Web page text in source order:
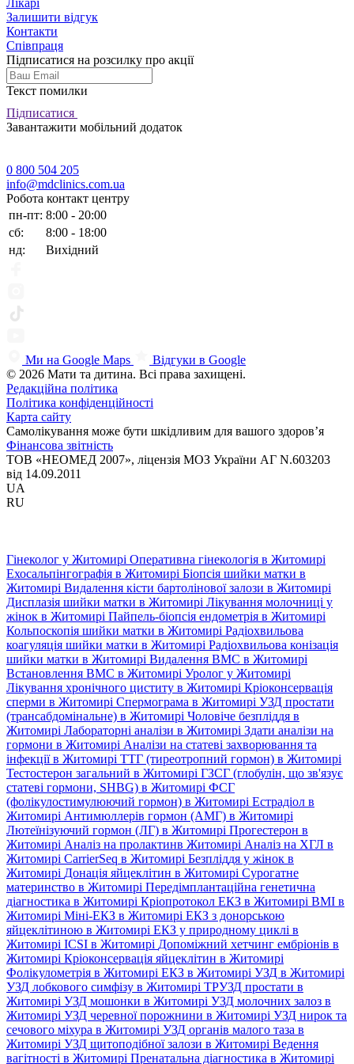
Залишити відгук
Контакти
Співпраця
Підписатися на розсилку про акції
Текст помилки
Підписатися
Завантажити мобільний додаток
0 800 504 205
info@mdclinics.com.ua
Робота контакт центру
пн-пт: 8:00 - 20:00
сб:
8:00 - 18:00
нд:
Вихідний
Ми на Google Maps
Відгуки в Google
© 2026 Мати та дитина. Всі права захищені.
Редакційна політика
Політика конфіденційності
Карта сайту
Самолікування може бути шкідливим для вашого здоров’я
Фінансова звітність
ТОВ «НЕОМЕД 2007», ліцензія МОЗ України АГ N.603203
від 14.09.2011
UA
RU
Гінеколог у Житомирі Оперативна гінекологія в Житомирі
Ехосальпінгографія в Житомирі Біопсія шийки матки в
Житомирі Видалення кісти бартолінової залози в Житомирі
Дисплазія шийки матки в Житомирі Лікування молочниці у
жінок в Житомирі Пайпель-біопсія ендометрія в Житомирі
Кольпоскопія шийки матки в Житомирі Радіохвильова
коагуляція шийки матки в Житомирі Радіохвильова конізація
шийки матки в Житомирі Видалення ВМС в Житомирі
Встановлення ВМС в Житомирі Уролог у Житомирі
Лікування хронічного циститу в Житомирі Кріоконсервація
сперми в Житомирі Спермограма в Житомирі УЗД простати
(трансабдомінальне) в Житомирі Чоловіче безпліддя в
Житомирі Лабораторні аналізи в Житомирі Здати аналізи на
гормони в Житомирі Аналізи на статеві захворювання та
інфекції в Житомирі ТТГ (тиреотропний гормон) в Житомирі
Тестостерон загальний в Житомирі ГЗСГ (глобулін, що зв'язує
статеві гормони, SHBG) в Житомирі ФСГ
(фолікулостимулюючий гормон) в Житомирі Естрадіол в
Житомирі Антимюллерів гормон (АМГ) в Житомирі
Лютеїнізуючий гормон (ЛГ) в Житомирі Прогестерон в
Житомирі Аналіз на пролактинв Житомирі Аналіз на ХГЛ в
Житомирі CarrierSeq в Житомирі Безпліддя у жінок в
Житомирі Донація яйцеклітин в Житомирі Сурогатне
материнство в Житомирі Передімплантаційна генетична
діагностика в Житомирі Кріопротокол ЕКЗ в Житомирі ВМІ в
Житомирі Міні-ЕКЗ в Житомирі ЕКЗ з донорською
яйцеклітиною в Житомирі ЕКЗ у природному циклі в
Житомирі ICSI в Житомирі Допоміжний хетчинг ембріонів в
Житомирі Кріоконсервація яйцеклітин в Житомирі
Фолікулометрія в Житомирі ЕКЗ в Житомирі УЗД в Житомирі
УЗД лобкового симфізу в Житомирі ТРУЗД простати в
Житомирі УЗД мошонки в Житомирі УЗД молочних залоз в
Житомирі УЗД черевної порожнини в Житомирі УЗД нирок та
сечового міхура в Житомирі УЗД органів малого таза в
Житомирі УЗД щитоподібної залози в Житомирі Ведення
вагітності в Житомирі Пренатальна діагностика в Житомирі